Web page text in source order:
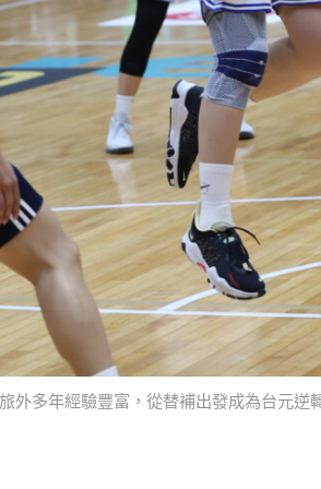
外多年經驗豐富，從替補出發成為台元逆